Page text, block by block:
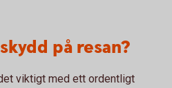
på resan?
viktigt med ett ordentligt